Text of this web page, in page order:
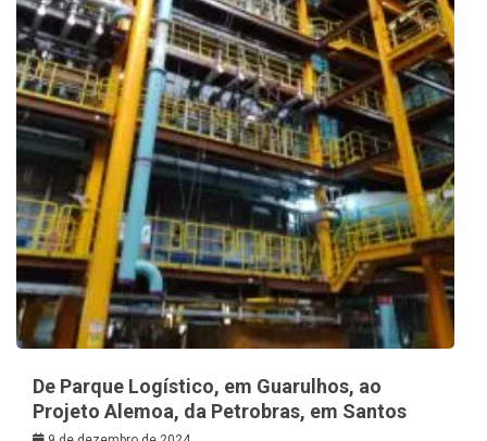
De Parque Logístico, em Guarulhos, ao
Projeto Alemoa, da Petrobras, em Santos